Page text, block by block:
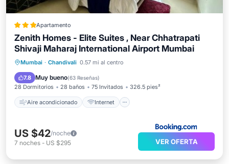
Apartamento
Zenith Homes - Elite Suites , Near Chhatrapati
Shivaji Maharaj International Airport Mumbai
Mumbai · Chandivali 0.57 mi al centro
7.8 Muy bueno(63 Reseñas)
28 Dormitorios 28 baños 75 Invitados 326.5 pies²
Aire acondicionado Internet
Aire acondicionado
Apto para niños
US $42/noche
7 noches - US $295 VER OFERTA